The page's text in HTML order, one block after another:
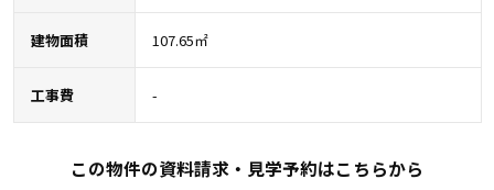
建物面積 107.65㎡
工事費 -
この物件の資料請求・見学予約はこちらから